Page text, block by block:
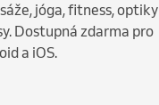
jóga, fitness, optiky
Dostupná zdarma pro
a iOS.